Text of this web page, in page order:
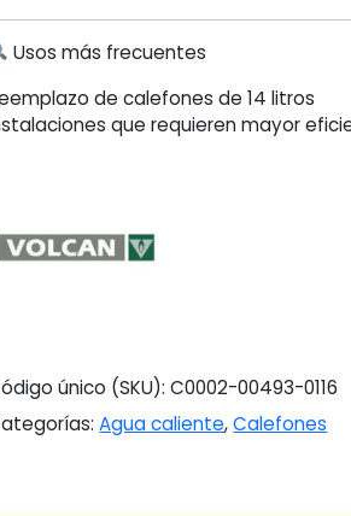
Usos más frecuentes
de calefones de 14 litros
que requieren mayor
único (SKU):C0002-00493-0116
Agua caliente,Calefones